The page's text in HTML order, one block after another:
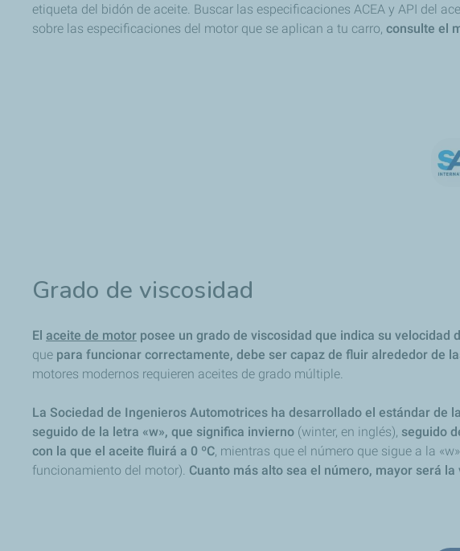
etiqueta del bidón de aceite. Buscar las especificaciones ACEA y API del
sobre las especificaciones del motor que se aplican a tu carro, consulte el
Grado de viscosidad
El aceite de motor posee un grado de viscosidad que indica su velocidad
que para funcionar correctamente, debe ser capaz de fluir alrededor de
motores modernos requieren aceites de grado múltiple.
La Sociedad de Ingenieros Automotrices ha desarrollado el estándar de
seguido de la letra «w», que significa invierno (winter, en inglés), seguido
con la que el aceite fluirá a 0 ºC, mientras que el número que sigue a la
funcionamiento del motor). Cuanto más alto sea el número, mayor será la